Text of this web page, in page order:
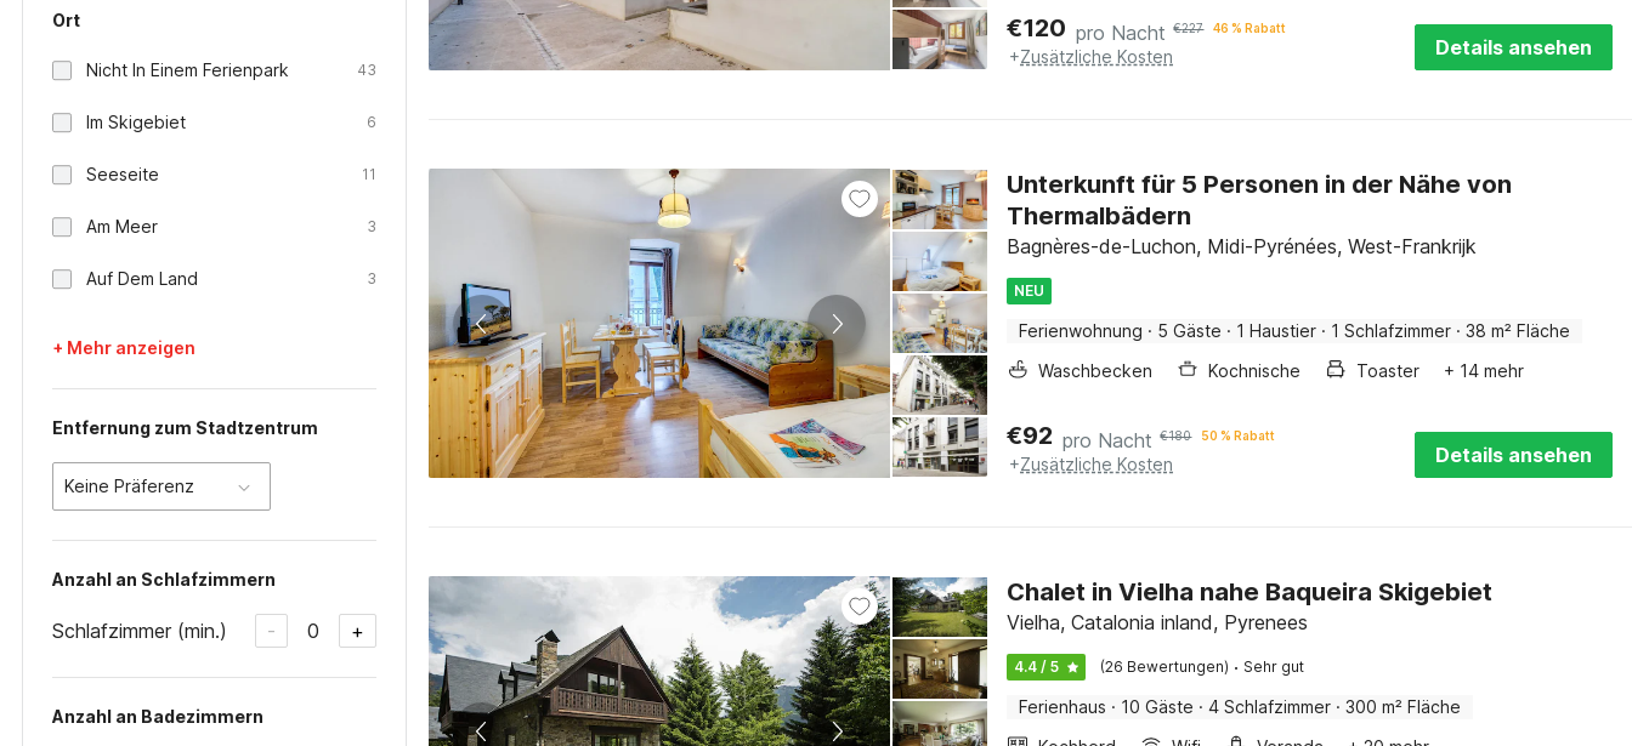
Ort
Nicht In Einem Ferienpark 43
Im Skigebiet 6
Seeseite 11
Am Meer 3
Auf Dem Land 3
+ Mehr anzeigen
Entfernung zum Stadtzentrum
Keine Präferenz
Anzahl an Schlafzimmern
Schlafzimmer (min.) - 0 +
Anzahl an Badezimmern
€120 pro Nacht €227 46 % Rabatt
+Zusätzliche Kosten Details ansehen
Unterkunft für 5 Personen in der Nähe von
Thermalbädern
Bagnères-de-Luchon, Midi-Pyrénées, West-Frankrijk
NEU
Ferienwohnung · 5 Gäste · 1 Haustier · 1 Schlafzimmer · 38 m² Fläche
Waschbecken
Kochnische Toaster + 14 mehr
€92 pro Nacht €180 50 % Rabatt
+Zusätzliche Kosten Details ansehen
Chalet in Vielha nahe Baqueira Skigebiet
Vielha, Catalonia inland, Pyrenees
4.4 / 5 (26 Bewertungen) · Sehr gut
Ferienhaus · 10 Gäste · 4 Schlafzimmer · 300 m² Fläche